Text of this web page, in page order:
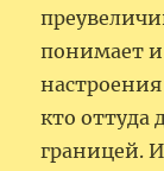
понимает и
кто оттуда
границей.